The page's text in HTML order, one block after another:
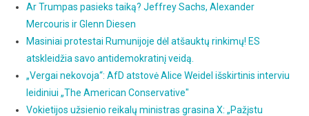
Ar Trumpas pasieks taiką? Jeffrey Sachs, Alexander
Mercouris ir Glenn Diesen
Masiniai protestai Rumunijoje dėl atšauktų rinkimų! ES
atskleidžia savo antidemokratinį veidą.
„Vergai nekovoja“: AfD atstovė Alice Weidel išskirtinis interviu
leidiniui „The American Conservative"
Vokietijos užsienio reikalų ministras grasina X: „Pažįstu